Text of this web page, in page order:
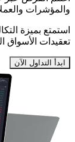
والمؤشرات
استمتع بميزة
تعقيدات الأسواق
ابدأ التداول الآن